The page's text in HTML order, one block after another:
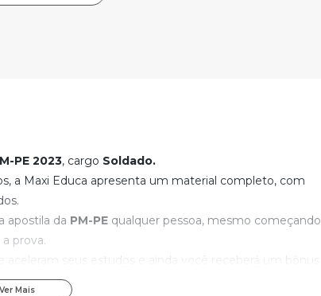
PE2023, cargo Soldado.
a Maxi Educa apresenta um material completo, com
apostila da PM-PE qualquer pessoa, mesmo começando
prova.
seus estudos e ainda você receberá um bônus
Ver Mais